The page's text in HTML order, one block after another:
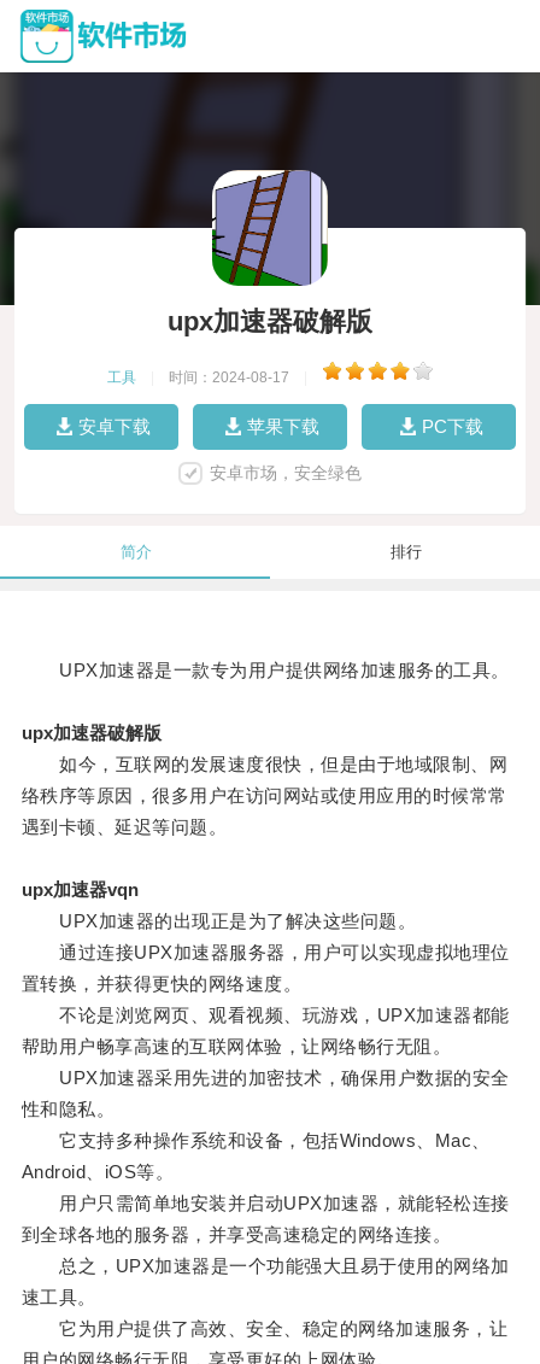
upx加速器破解版
工具 时间：2024-08-17
安卓下载 苹果下载 PC下载
安卓市场，安全绿色
简介 排行
UPX加速器是一款专为用户提供网络加速服务的工具。
upx加速器破解版
如今，互联网的发展速度很快，但是由于地域限制、网
络秩序等原因，很多用户在访问网站或使用应用的时候常常
遇到卡顿、延迟等问题。
upx加速器vqn
UPX加速器的出现正是为了解决这些问题。
通过连接UPX加速器服务器，用户可以实现虚拟地理位
置转换，并获得更快的网络速度。
不论是浏览网页、观看视频、玩游戏，UPX加速器都能
帮助用户畅享高速的互联网体验，让网络畅行无阻。
UPX加速器采用先进的加密技术，确保用户数据的安全
性和隐私。
它支持多种操作系统和设备，包括Windows、Mac、
Android、iOS等。
用户只需简单地安装并启动UPX加速器，就能轻松连接
到全球各地的服务器，并享受高速稳定的网络连接。
总之，UPX加速器是一个功能强大且易于使用的网络加
速工具。
它为用户提供了高效、安全、稳定的网络加速服务，让